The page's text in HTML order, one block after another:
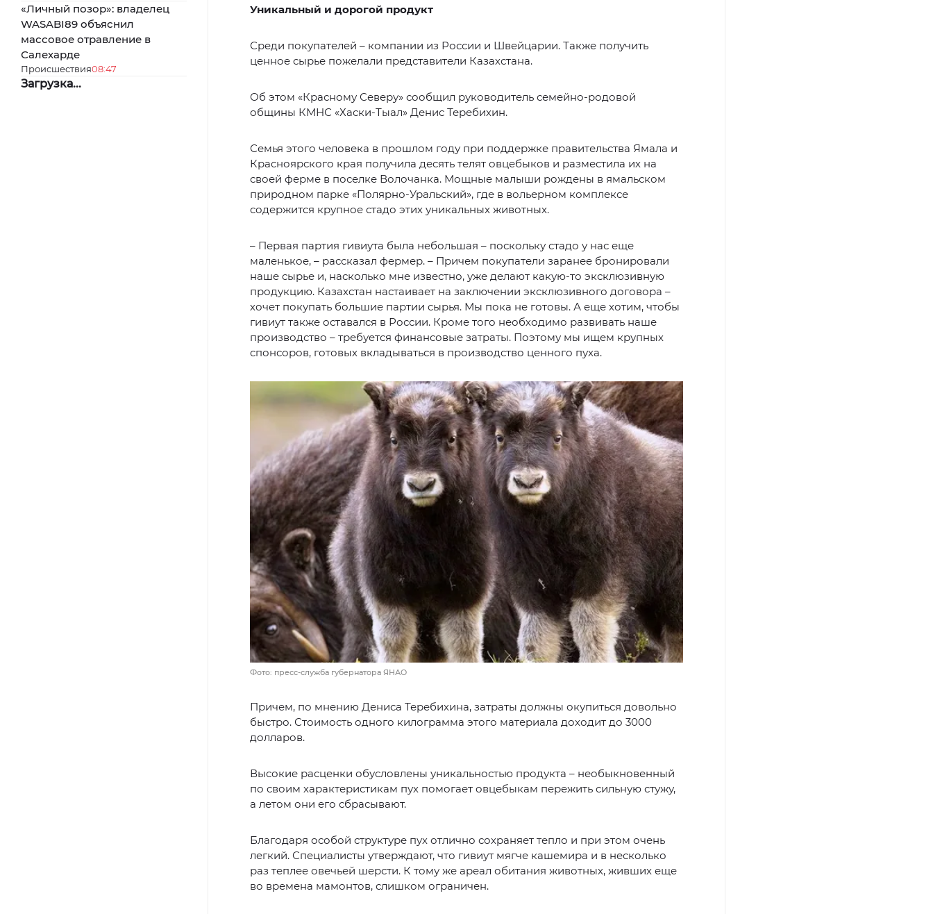
«Личный позор»: владелец
WASABI89 объяснил
массовое отравление в
Салехарде
Происшествия08:47
Загрузка...
Уникальный и дорогой продукт
Среди покупателей – компании из России и Швейцарии. Также получить
ценное сырье пожелали представители Казахстана.
Об этом «Красному Северу» сообщил руководитель семейно-родовой
общины КМНС «Хаски-Тыал» Денис Теребихин.
Семья этого человека в прошлом году при поддержке правительства Ямала и
Красноярского края получила десять телят овцебыков и разместила их на
своей ферме в поселке Волочанка. Мощные малыши рождены в ямальском
природном парке «Полярно-Уральский», где в вольерном комплексе
содержится крупное стадо этих уникальных животных.
– Первая партия гивиута была небольшая – поскольку стадо у нас еще
маленькое, – рассказал фермер. – Причем покупатели заранее бронировали
наше сырье и, насколько мне известно, уже делают какую-то эксклюзивную
продукцию. Казахстан настаивает на заключении эксклюзивного договора –
хочет покупать большие партии сырья. Мы пока не готовы. А еще хотим, чтобы
гивиут также оставался в России. Кроме того необходимо развивать наше
производство – требуется финансовые затраты. Поэтому мы ищем крупных
спонсоров, готовых вкладываться в производство ценного пуха.
Фото: пресс-служба губернатора ЯНАО
Причем, по мнению Дениса Теребихина, затраты должны окупиться довольно
быстро. Стоимость одного килограмма этого материала доходит до 3000
долларов.
Высокие расценки обусловлены уникальностью продукта – необыкновенный
по своим характеристикам пух помогает овцебыкам пережить сильную стужу,
а летом они его сбрасывают.
Благодаря особой структуре пух отлично сохраняет тепло и при этом очень
легкий. Специалисты утверждают, что гивиут мягче кашемира и в несколько
раз теплее овечьей шерсти. К тому же ареал обитания животных, живших еще
во времена мамонтов, слишком ограничен.